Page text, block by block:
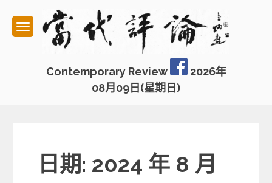
content
Contemporary Review
2026年
08月09日(星期日)
日期: 2024 年 8 月